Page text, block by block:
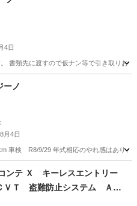
4日
書類先に渡すので仮ナン等で引き取りお願
ジーノ
ノ
8月4日
検 R8/9/29 年式相応のやれ感はありま
ジーノ 走行距離
ンテ Ｘ キーレスエントリー
ＶＴ 盗難防止システム ＡＢ
ボディ エアコン パワース